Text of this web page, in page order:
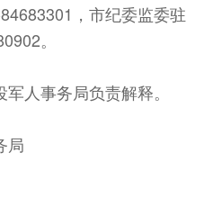
，市纪委监委驻
。
人事务局负责解释。
局